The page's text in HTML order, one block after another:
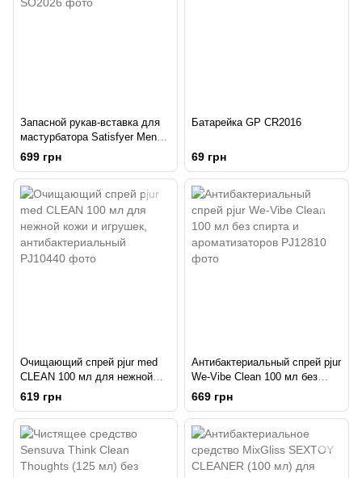
Запасной рукав-вставка для
мастурбатора Satisfyer Men
TORNADO BLISS
699 грн
Батарейка GP CR2016
69 грн
Очищающий спрей pjur med
CLEAN 100 мл для нежной
кожи и игрушек,
антибактериальный
619 грн
Антибактериальный спрей pjur
We-Vibe Clean 100 мл без
спирта и ароматизаторов
669 грн